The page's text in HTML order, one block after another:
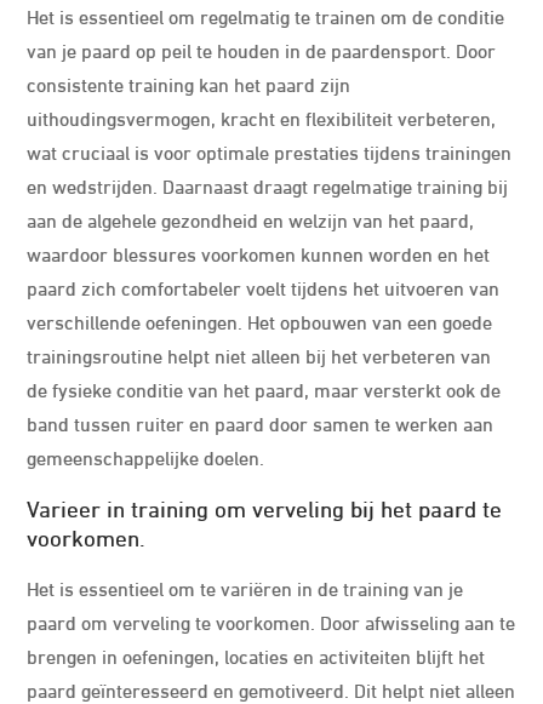
Het is essentieel om regelmatig te trainen om de conditie
van je paard op peil te houden in de paardensport. Door
consistente training kan het paard zijn
uithoudingsvermogen, kracht en flexibiliteit verbeteren,
wat cruciaal is voor optimale prestaties tijdens trainingen
en wedstrijden. Daarnaast draagt regelmatige training bij
aan de algehele gezondheid en welzijn van het paard,
waardoor blessures voorkomen kunnen worden en het
paard zich comfortabeler voelt tijdens het uitvoeren van
verschillende oefeningen. Het opbouwen van een goede
trainingsroutine helpt niet alleen bij het verbeteren van
de fysieke conditie van het paard, maar versterkt ook de
band tussen ruiter en paard door samen te werken aan
gemeenschappelijke doelen.
Varieer in training om verveling bij het paard te
voorkomen.
Het is essentieel om te variëren in de training van je
paard om verveling te voorkomen. Door afwisseling aan te
brengen in oefeningen, locaties en activiteiten blijft het
paard geïnteresseerd en gemotiveerd. Dit helpt niet alleen